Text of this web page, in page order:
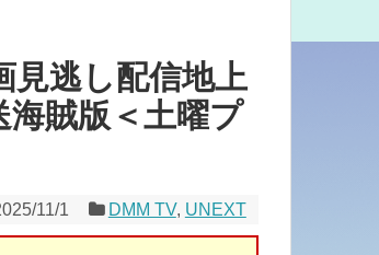
見逃し配信地上
賊版＜土曜プ
11/1 DMM TV, UNEXT